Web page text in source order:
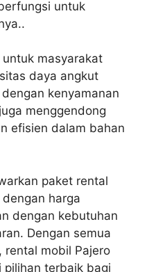
untuk
masyarakat
daya angkut
kenyamanan
menggendong
efisien dalam bahan
paket rental
harga
dengan kebutuhan
Dengan semua
rental mobil Pajero
pilihan terbaik bagi